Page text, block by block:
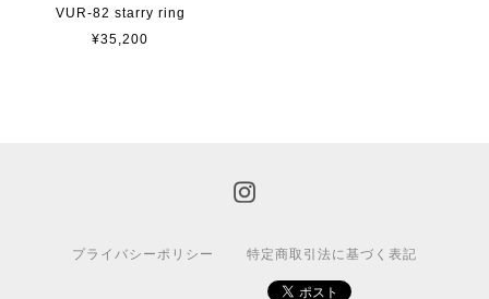
VUR-82 starry ring
¥35,200
プライバシーポリシー 特定商取引法に基づく表記